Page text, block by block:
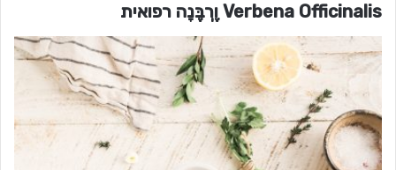
Verbena Officinalis וֶרְבֶּנָה רפואית